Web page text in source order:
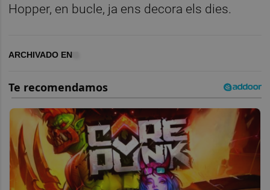
Hopper, en bucle, ja ens decora els dies.
ARCHIVADO EN